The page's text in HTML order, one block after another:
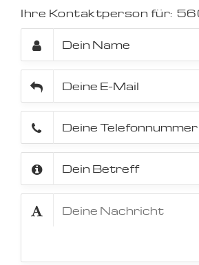
Ihre Kontaktperson für: